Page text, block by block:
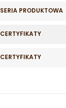
SERIA PRODUKTOWA
CERTYFIKATY
CERTYFIKATY